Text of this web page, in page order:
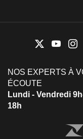
NOS EXPERTS À
ÉCOUTE
Lundi - Vendredi
18h